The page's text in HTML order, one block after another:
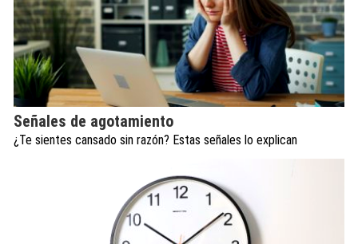
Señales de agotamiento
¿Te sientes cansado sin razón? Estas señales lo explican